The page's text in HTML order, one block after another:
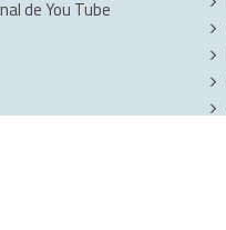
de You Tube